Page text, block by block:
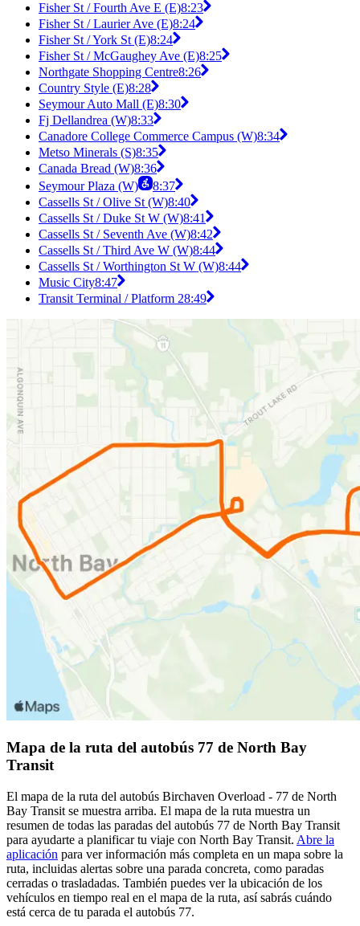
Fisher St / Fourth Ave E (E)8:23
Fisher St / Laurier Ave (E)8:24
Fisher St / York St (E)8:24
Fisher St / McGaughey Ave (E)8:25
Northgate Shopping Centre8:26
Country Style (E)8:28
Seymour Auto Mall (E)8:30
Fj Dellandrea (W)8:33
Canadore College Commerce Campus (W)8:34
Metso Minerals (S)8:35
Canada Bread (W)8:36
Seymour Plaza (W)
8:37
Cassells St / Olive St (W)8:40
Cassells St / Duke St W (W)8:41
Cassells St / Seventh Ave (W)8:42
Cassells St / Third Ave W (W)8:44
Cassells St / Worthington St W (W)8:44
Music City8:47
Transit Terminal / Platform 28:49
Mapa de la ruta del autobús 77 de North Bay
Transit
El mapa de la ruta del autobús Birchaven Overload - 77 de North
Bay Transit se muestra arriba. El mapa de la ruta muestra un
resumen de todas las paradas del autobús 77 de North Bay Transit
para ayudarte a planificar tu viaje con North Bay Transit. Abre la
aplicación para ver información más completa en un mapa sobre la
ruta, incluidas alertas sobre una parada concreta, como paradas
cerradas o trasladadas. También puedes ver la ubicación de los
vehículos en tiempo real en el mapa de la ruta, así sabrás cuándo
está cerca de tu parada el autobús 77.